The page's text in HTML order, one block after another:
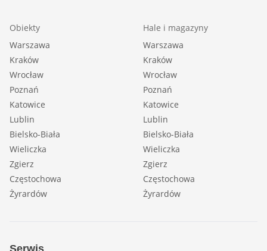
Obiekty
Warszawa
Kraków
Wrocław
Poznań
Katowice
Lublin
Bielsko-Biała
Wieliczka
Zgierz
Częstochowa
Żyrardów
Hale i magazyny
Warszawa
Kraków
Wrocław
Poznań
Katowice
Lublin
Bielsko-Biała
Wieliczka
Zgierz
Częstochowa
Żyrardów
Serwis